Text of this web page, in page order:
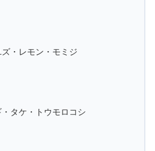
ズ・レモン・モミジ
タケ・トウモロコシ